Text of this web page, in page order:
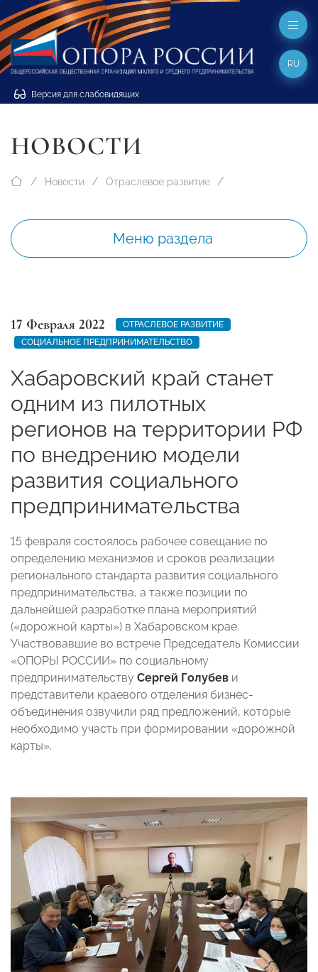
Версия для слабовидящих
RU
НОВОСТИ
Новости Отраслевое развитие
Меню раздела
17 Февраля 2022
ОТРАСЛЕВОЕ РАЗВИТИЕ
СОЦИАЛЬНОЕ ПРЕДПРИНИМАТЕЛЬСТВО
Хабаровский край станет
одним из пилотных
регионов на территории РФ
по внедрению модели
развития социального
предпринимательства
15 февраля состоялось рабочее совещание по
определению механизмов и сроков реализации
регионального стандарта развития социального
предпринимательства, а также позиции по
дальнейшей разработке плана мероприятий
(«дорожной карты») в Хабаровском крае.
Участвовавшие во встрече Председатель Комиссии
«ОПОРЫ РОССИИ» по социальному
предпринимательству Сергей Голубев и
представители краевого отделения бизнес-
объединения озвучили ряд предложений, которые
необходимо участь при формировании «дорожной
карты».